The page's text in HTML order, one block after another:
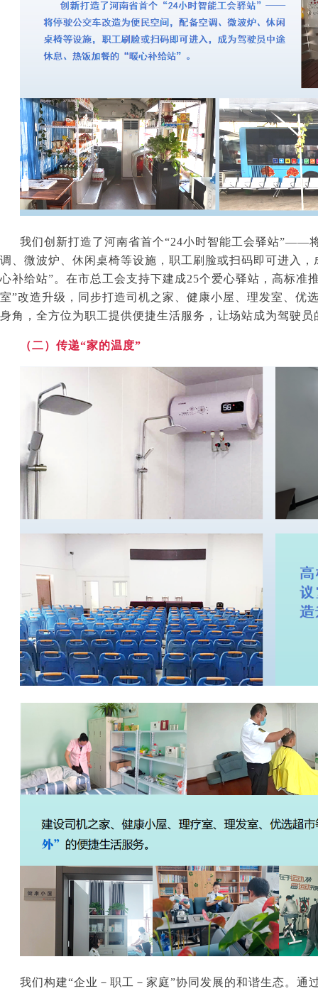
我们创新打造了河南省首个“24小时智能工会驿站”——
调、微波炉、休闲桌椅等设施，职工刷脸或扫码即可进入
心补给站”。在市总工会支持下建成25个爱心驿站，高标准
室”改造升级，同步打造司机之家、健康小屋、理发室、优
身角，全方位为职工提供便捷生活服务，让场站成为驾驶员
（二）传递“家的温度”
我们构建“企业－职工－家庭”协同发展的和谐生态。通